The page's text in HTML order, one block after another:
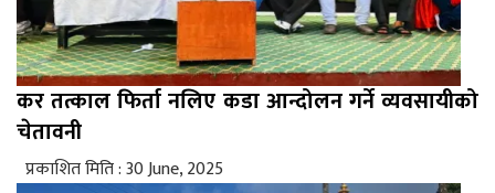
कर तत्काल फिर्ता नलिए कडा आन्दोलन गर्ने व्यवसायीको
चेतावनी
प्रकाशित मिति : 30 June, 2025